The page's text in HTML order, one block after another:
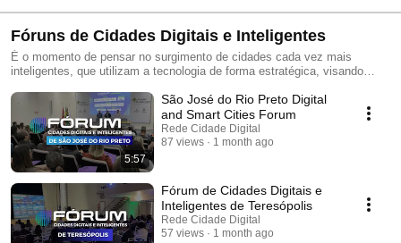
Fóruns de Cidades Digitais e Inteligentes
É o momento de pensar no surgimento de cidades cada vez mais
inteligentes, que utilizam a tecnologia de forma estratégica, visando
para pequenos e médios municípios, o Fórum propicia a troca de
conhecimentos sobre como planejar e implantar ações que gerem
economia, aumento de arrecadação e maior eficiência no serviço
público, melhorando a comunicação com os munícipes e promovendo
um ambiente de conectividade, empreendedorismo e crescimento
econômico. O objetivo do Fórum é reunir prefeitos, gestores públicos de
diversas áreas e vereadores interessados em conhecer e dialogar sobre
inovações que podem transformar as cidades neste momento desafiador
e importante para a adoção de novas tecnologias no fomento ao
desenvolvimento socioeconômico.
5:57
São José do Rio Preto Digital
and Smart Cities Forum
Rede Cidade Digital
87 views
1 month ago
Fórum de Cidades Digitais e
Inteligentes de Teresópolis
Rede Cidade Digital
57 views
1 month ago